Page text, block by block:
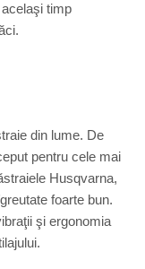
timp
din lume. De
pentru cele mai
Husqvarna,
foarte bun.
şi ergonomia